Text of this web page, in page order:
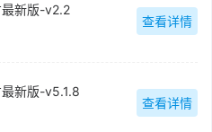
新版-v2.2
查看详情
新版-v5.1.8
查看详情